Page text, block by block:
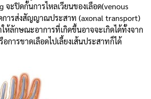
จะปิดกั้นการไหลเวียนของเลือด(venous
การส่งสัญญาณประสาท (axonal transport)
ห้ลักษณะอาการที่เกิดขึ้นอาจจะเกิดได้ทั้งจาก
การขาดเลือดไปเลี้ยงเส้นประสาทก็ได้